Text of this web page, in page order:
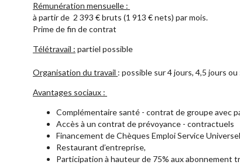
Rémunération mensuelle :
à partir de 2 393 € bruts (1 913 € nets) par mois.
Prime de fin de contrat
Télétravail : partiel possible
Organisation du travail : possible sur 4 jours, 4,5 jours
Avantages sociaux :
Complémentaire santé - contrat de groupe avec
Accès à un contrat de prévoyance - contractuels
Financement de Chèques Emploi Service
Restaurant d’entreprise,
Participation à hauteur de 75% aux